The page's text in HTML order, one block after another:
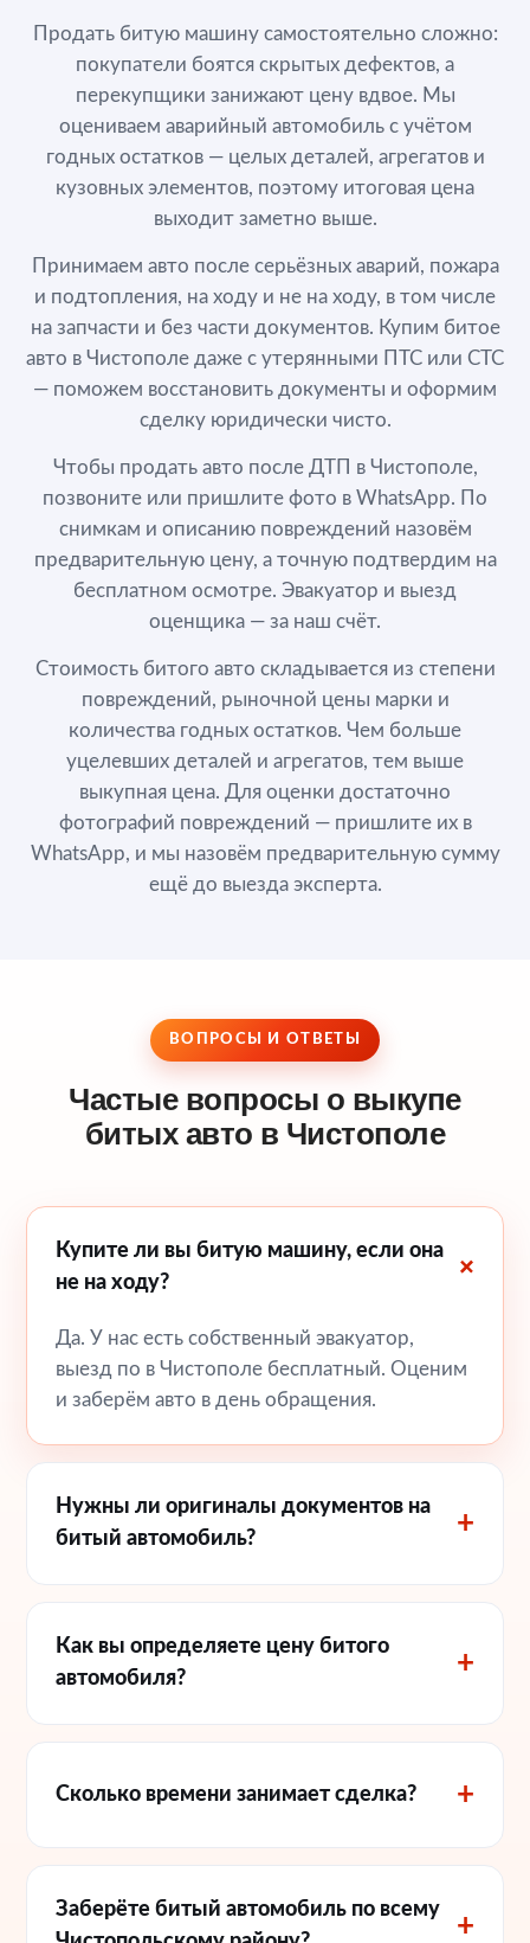
Продать битую машину самостоятельно сложно:
покупатели боятся скрытых дефектов, а
перекупщики занижают цену вдвое. Мы
оцениваем аварийный автомобиль с учётом
годных остатков — целых деталей, агрегатов и
кузовных элементов, поэтому итоговая цена
выходит заметно выше.
Принимаем авто после серьёзных аварий, пожара
и подтопления, на ходу и не на ходу, в том числе
на запчасти и без части документов. Купим битое
авто в Чистополе даже с утерянными ПТС или СТС
— поможем восстановить документы и оформим
сделку юридически чисто.
Чтобы продать авто после ДТП в Чистополе,
позвоните или пришлите фото в WhatsApp. По
снимкам и описанию повреждений назовём
предварительную цену, а точную подтвердим на
бесплатном осмотре. Эвакуатор и выезд
оценщика — за наш счёт.
Стоимость битого авто складывается из степени
повреждений, рыночной цены марки и
количества годных остатков. Чем больше
уцелевших деталей и агрегатов, тем выше
выкупная цена. Для оценки достаточно
фотографий повреждений — пришлите их в
WhatsApp, и мы назовём предварительную сумму
ещё до выезда эксперта.
ВОПРОСЫ И ОТВЕТЫ
Частые вопросы о выкупе
битых авто в Чистополе
Купите ли вы битую машину, если она
не на ходу?
Да. У нас есть собственный эвакуатор,
выезд по в Чистополе бесплатный. Оценим
и заберём авто в день обращения.
Нужны ли оригиналы документов на
битый автомобиль?
Как вы определяете цену битого
автомобиля?
Сколько времени занимает сделка?
Заберёте битый автомобиль по всему